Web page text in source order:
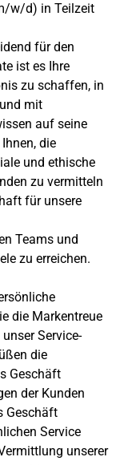
w/d) in Teilzeit
für den
ist es Ihre
zu schaffen, in
mit
auf seine
die
und ethische
zu vermitteln
für unsere
Teams und
zu erreichen.
die Markentreue
Service-
die
Geschäft
der Kunden
Geschäft
Service
unserer